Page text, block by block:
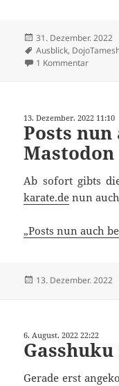
Veröffentlicht
am
31. Dezember. 2022
Schlagwörter
Ausblick,
1 Kommentarzu 2022
13. Dezember. 2022 11:10
Posts
Mastodon
Ab sofort gibts
karate.de nun
„Posts nun auch
Veröffentlicht
13. Dezember. 2022
6. August. 2022 22:22
Gerade erst